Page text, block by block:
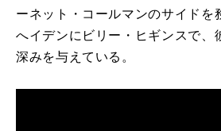
ーネット・コールマンのサイドを
へイデンにビリー・ヒギンスで、
深みを与えている。